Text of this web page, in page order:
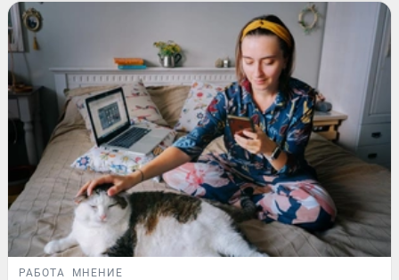
РАБОТА МНЕНИЕ